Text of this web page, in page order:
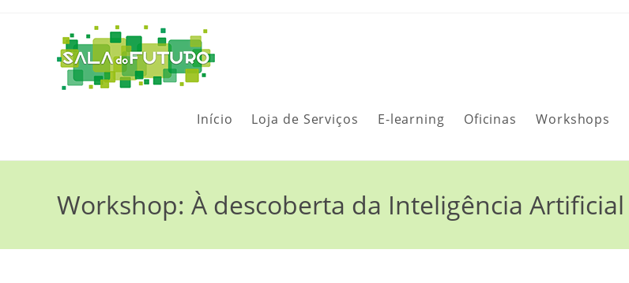
Início Loja de Serviços E-learning Oficinas Workshops
Workshop: À descoberta da Inteligência Artificial